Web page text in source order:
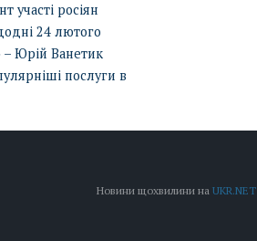
участі росіян
24 лютого
– Юрій Ванетик
послуги в
Новини щохвилини наUKR.NET